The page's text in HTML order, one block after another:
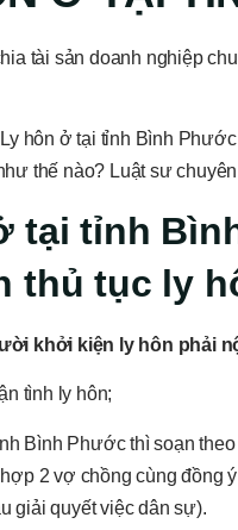
tài sản doanh nghiệp
hôn ở tại tỉnh Bình
thế nào? Luật sư
tại tỉnh
thủ tục ly
khởi kiện ly hôn phải
tình ly hôn;
Bình Phước thì soạn
2 vợ chồng cùng đồng
giải quyết việc dân sự).